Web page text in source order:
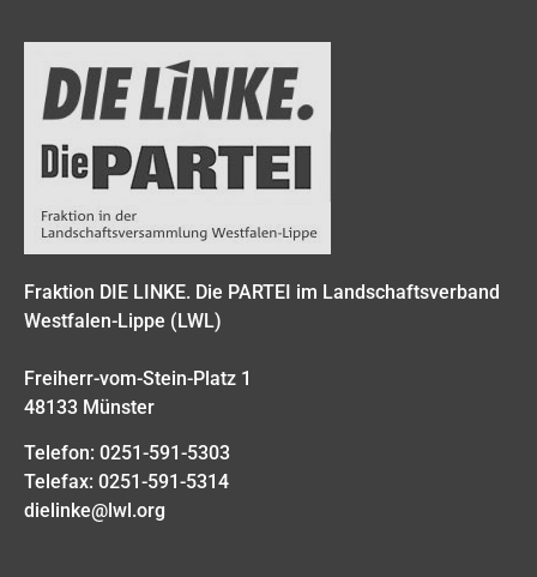
Fraktion DIE LINKE. Die PARTEI im Landschaftsverband
Westfalen-Lippe (LWL)
Freiherr-vom-Stein-Platz 1
48133 Münster
Telefon: 0251-591-5303
Telefax: 0251-591-5314
dielinke@lwl.org